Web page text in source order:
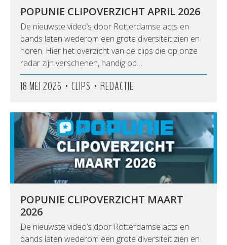
POPUNIE CLIPOVERZICHT APRIL 2026
De nieuwste video’s door Rotterdamse acts en
bands laten wederom een grote diversiteit zien en
horen. Hier het overzicht van de clips die op onze
radar zijn verschenen, handig op…
18 MEI 2026 • CLIPS • REDACTIE
POPUNIE CLIPOVERZICHT MAART
2026
De nieuwste video’s door Rotterdamse acts en
bands laten wederom een grote diversiteit zien en